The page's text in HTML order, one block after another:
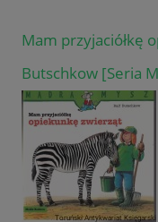
Mam przyjaciółkę
Butschkow [Seria